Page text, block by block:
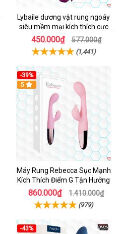
Lybaile dương vật rung ngoáy
siêu mềm mại kích thích cực
mạnh
450.000₫ 577.000₫
(1,441)
-39%
Hot
5
Máy Rung Rebecca Sục Mạnh
Kích Thích Điểm G Tận Hưởng
860.000₫ 1.410.000₫
(979)
-43%